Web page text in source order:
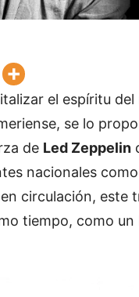
el espíritu del
se lo
de Led Zeppelin
nacionales como
circulación, este
tiempo, como